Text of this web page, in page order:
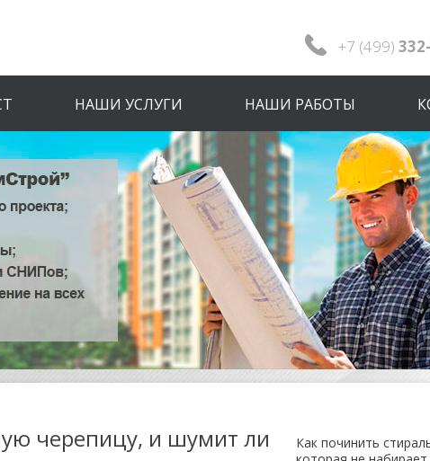
+7 (499)
НАШИ УСЛУГИ НАШИ РАБОТЫ
черепицу, и шумит ли
Как починить